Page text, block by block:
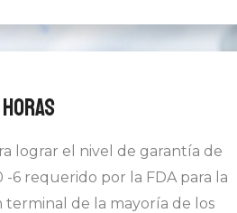
horas
lograr el nivel de garantía de
-6 requerido por la FDA para la
terminal de la mayoría de los